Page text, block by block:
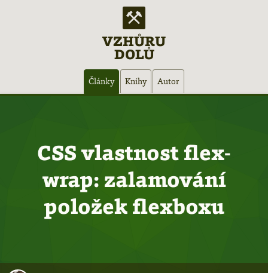
VZHŮRU
DOLŮ
Články Knihy Autor
CSS vlastnost flex-
wrap: zalamování
položek flexboxu